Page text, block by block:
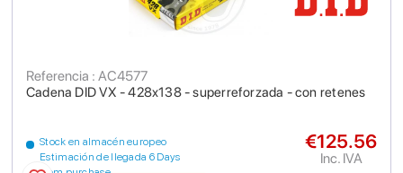
Cadena DID VX - 428x138 - superreforzada - con retenes
Referencia : AC4577
Stock en almacén europeo
Estimación de llegada 6 Days
€125.56
Inc. IVA